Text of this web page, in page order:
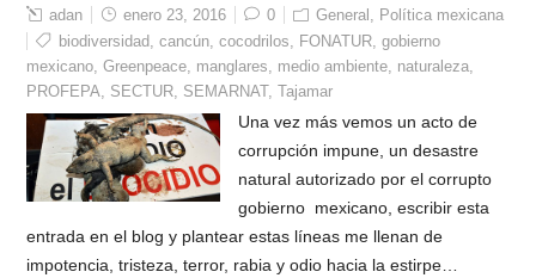
adan enero 23, 2016 0 General
Política mexicana
biodiversidad
,cancún ,cocodrilos FONATUR ,gobierno
mexicano ,Greenpeace manglares medio ambiente naturaleza
PROFEPA
SECTUR SEMARNAT,Tajamar
Una vez más vemos un acto de
corrupción impune, un desastre
natural autorizado por el corrupto
gobierno mexicano, escribir esta
entrada en el blog y plantear estas líneas me llenan de
impotencia, tristeza, terror, rabia y odio hacia la estirpe…